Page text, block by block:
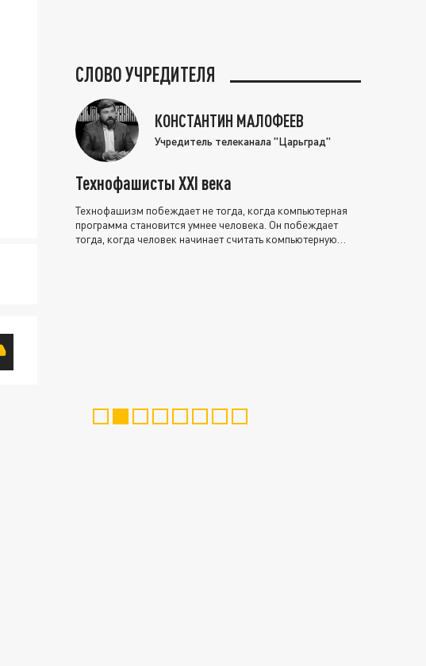
СЛОВО УЧРЕДИТЕЛЯ
КОНСТАНТИН МАЛОФЕЕВ
Учредитель телеканала "Царьград"
Технофашисты XXI века
Технофашизм побеждает не тогда, когда компьютерная
программа становится умнее человека. Он побеждает
тогда, когда человек начинает считать компьютерную